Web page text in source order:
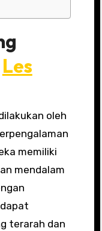
Les
oleh
memiliki
mendalam
terarah dan